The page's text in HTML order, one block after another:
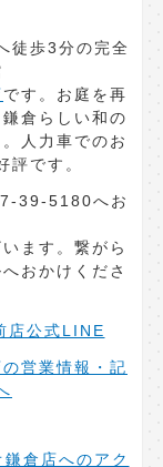
徒歩3分の完全
です。お庭を再
倉らしい和の
人力車でのお
評です。
39-5180へお
ます。繋がら
おかけくださ
店公式LINE
営業情報・記
倉店へのアク